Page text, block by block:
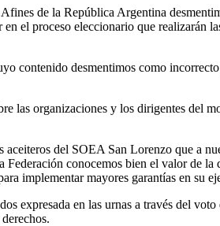
de la República Argentina
el proceso eleccionario que realizarán
contenido desmentimos como
las organizaciones y los dirigentes del
del SOEA San Lorenzo que a
conocemos bien el valor de
implementar mayores garantías en su
en las urnas a través del voto